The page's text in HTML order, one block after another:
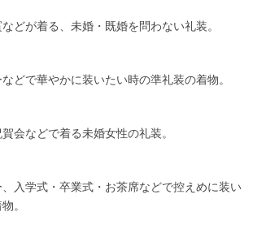
どが着る、未婚・既婚を問わない礼装。
どで華やかに装いたい時の準礼装の着物。
会などで着る未婚女性の礼装。
入学式・卒業式・お茶席などで控えめに装い
。